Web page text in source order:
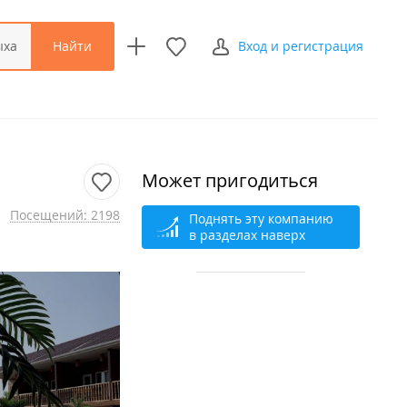
Найти Вход и регистрация
Посещений: 2198
Может пригодиться
Поднять эту компанию
в разделах наверх